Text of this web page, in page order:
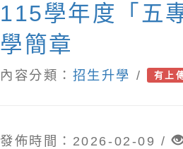
115學年度「五
學簡章
內容分類： 招生升學 / 有上
發佈時間：2026-02-09 /